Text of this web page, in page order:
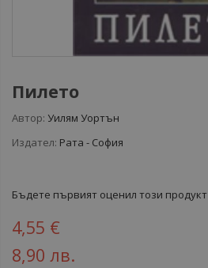
Пилето
Автор: Уилям Уортън
Издател: Рата - София
Бъдете първият оценил този продукт
4,55 €
8,90 лв.